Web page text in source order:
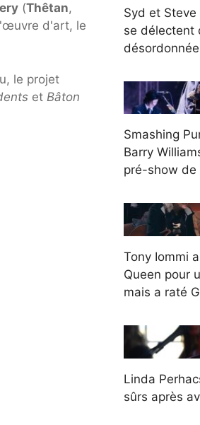
(Thêtan,
d'art, le
le projet
et Bâton
Syd et
se délectent
Smashing
Barry
pré-show de
Tony Iommi
Queen pour
mais a raté
Linda
sûrs après